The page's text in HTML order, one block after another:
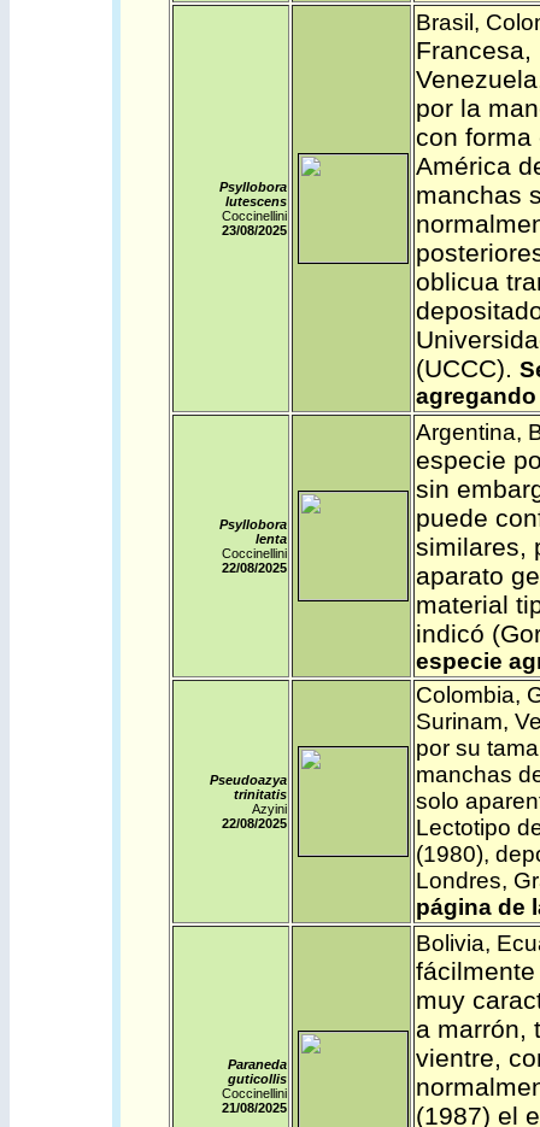
Psyllobora
lutescens
Coccinellini
23/08/2025
Brasil ,
Francesa,
Venezuela
por la
con forma
América
manchas
oblicua
(UCCC).
Psyllobora
lenta
Coccinellini
22/08/2025
Argentina,
especie
sin
puede
similares,
aparato
material
indicó
especie
Pseudoazya
trinitatis
Azyini
22/08/2025
Colombia,
Surinam,
por su
manchas
solo
Lectotipo
(1980),
Londres,
página de
Paraneda
guticollis
Coccinellini
21/08/2025
Bolivia,
muy
a marrón,
vientre,
(1987) el